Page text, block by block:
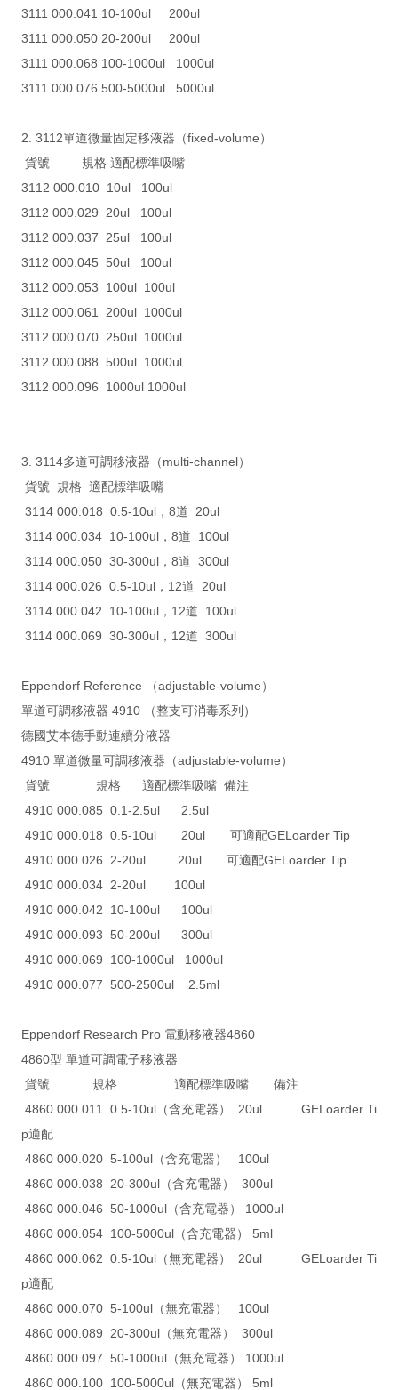
3111 000.041 10-100ul 200ul
3111 000.050 20-200ul 200ul
3111 000.068 100-1000ul 1000ul
3111 000.076 500-5000ul 5000ul
2. 3112單道微量固定移液器（fixed-volume）
貨號 規格 適配標準吸嘴
3112 000.010 10ul 100ul
3112 000.029 20ul 100ul
3112 000.037 25ul 100ul
3112 000.045 50ul 100ul
3112 000.053 100ul 100ul
3112 000.061 200ul 1000ul
3112 000.070 250ul 1000ul
3112 000.088 500ul 1000ul
3112 000.096 1000ul 1000ul
3. 3114多道可調移液器（multi-channel）
貨號 規格 適配標準吸嘴
3114 000.018 0.5-10ul，8道 20ul
3114 000.034 10-100ul，8道 100ul
3114 000.050 30-300ul，8道 300ul
3114 000.026 0.5-10ul，12道 20ul
3114 000.042 10-100ul，12道 100ul
3114 000.069 30-300ul，12道 300ul
Eppendorf Reference （adjustable-volume）
單道可調移液器 4910 （整支可消毒系列）
德國艾本德手動連續分液器
4910 單道微量可調移液器（adjustable-volume）
貨號 規格 適配標準吸嘴 備注
4910 000.085 0.1-2.5ul 2.5ul
4910 000.018 0.5-10ul 20ul 可適配GELoarder Tip
4910 000.026 2-20ul 20ul 可適配GELoarder Tip
4910 000.034 2-20ul 100ul
4910 000.042 10-100ul 100ul
4910 000.093 50-200ul 300ul
4910 000.069 100-1000ul 1000ul
4910 000.077 500-2500ul 2.5ml
Eppendorf Research Pro 電動移液器4860
4860型 單道可調電子移液器
貨號 規格 適配標準吸嘴 備注
4860 000.011 0.5-10ul（含充電器） 20ul GELoarder Ti
p適配
4860 000.020 5-100ul（含充電器） 100ul
4860 000.038 20-300ul（含充電器） 300ul
4860 000.046 50-1000ul（含充電器） 1000ul
4860 000.054 100-5000ul（含充電器） 5ml
4860 000.062 0.5-10ul（無充電器） 20ul GELoarder Ti
p適配
4860 000.070 5-100ul（無充電器） 100ul
4860 000.089 20-300ul（無充電器） 300ul
4860 000.097 50-1000ul（無充電器） 1000ul
4860 000.100 100-5000ul（無充電器） 5ml